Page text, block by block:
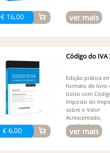
€ 16,00 ver mais
€ 6,00
Código do IVA
Edição prática
formato de livro
bolso com
Imposto do
sobre o Valor
Acrescentado,
atualizado...
ver mais